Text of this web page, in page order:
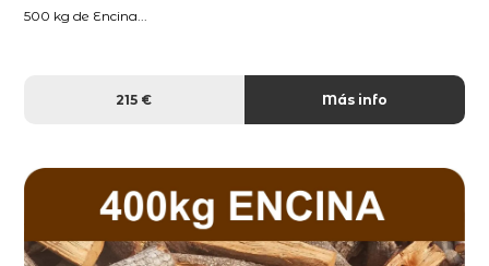
500 kg de Encina...
215 € Más info